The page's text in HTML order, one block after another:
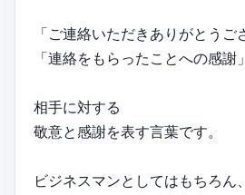
「ご連絡いただきありがとうご
「連絡をもらったことへの感謝
相手に対する
敬意と感謝を表す言葉です。
ビジネスマンとしてはもちろん、